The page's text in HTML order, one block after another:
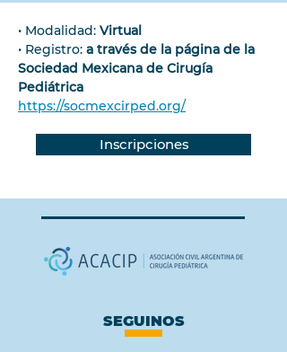
• Modalidad: Virtual
• Registro: a través de la página de la
Sociedad Mexicana de Cirugía
Pediátrica
https://socmexcirped.org/
Inscripciones
SEGUINOS